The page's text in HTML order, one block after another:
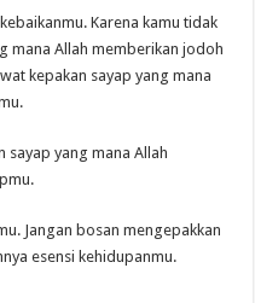
Karena kamu tidak
mana Allah memberikan jodoh
kepakan sayap yang mana
sayap yang mana Allah
Jangan bosan mengepakkan
esensi kehidupanmu.